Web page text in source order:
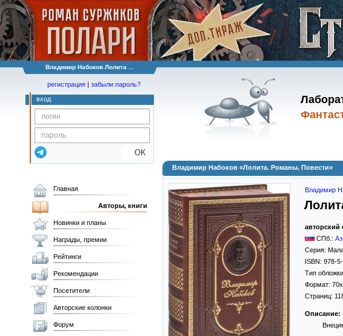
Владимир Набоков Лолита ...
регистрация | забыли пароль?
вход
OK
Владимир Набоков «Лолита. Романы. Повести»
Владимир
авторский
СПб.:
Серия:
ISBN: 978-
Тип
Формат:
Страниц:
Описание:
Главная
Авторы, книги
Новинки и планы
Награды, премии
Рейтинги
Рекомендации
Посетители
Авторские колонки
Форум